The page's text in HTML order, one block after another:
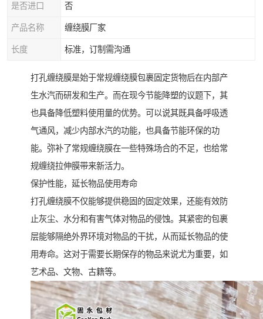
是否进口 否
产品名称 缠绕膜厂家
长度 标准，订制需沟通
打孔缠绕膜是始于常规缠绕膜包裹固定货物后在内部产
生水汽而研发和生产。而在现今节能降塑的议题下，其
也具备降低塑料使用量的优势。可以说其既具备呼吸透
气通风，减少内部水汽的功能，也具备节能环保的功
能。弥补了常规缠绕膜在一些特殊场合的不足，也给常
规缠绕拉伸膜带来新活力。
保护性能，延长物品使用寿命
打孔缠绕膜不仅能够提供稳固的固定效果，还能有效防
止灰尘、水分和有害气体对物品的侵蚀。其紧密的包裹
层能够隔绝外界环境对物品的干扰，从而延长物品的使
用寿命。这对于需要长期保存的物品来说尤为重要，如
艺术品、文物、古籍等。